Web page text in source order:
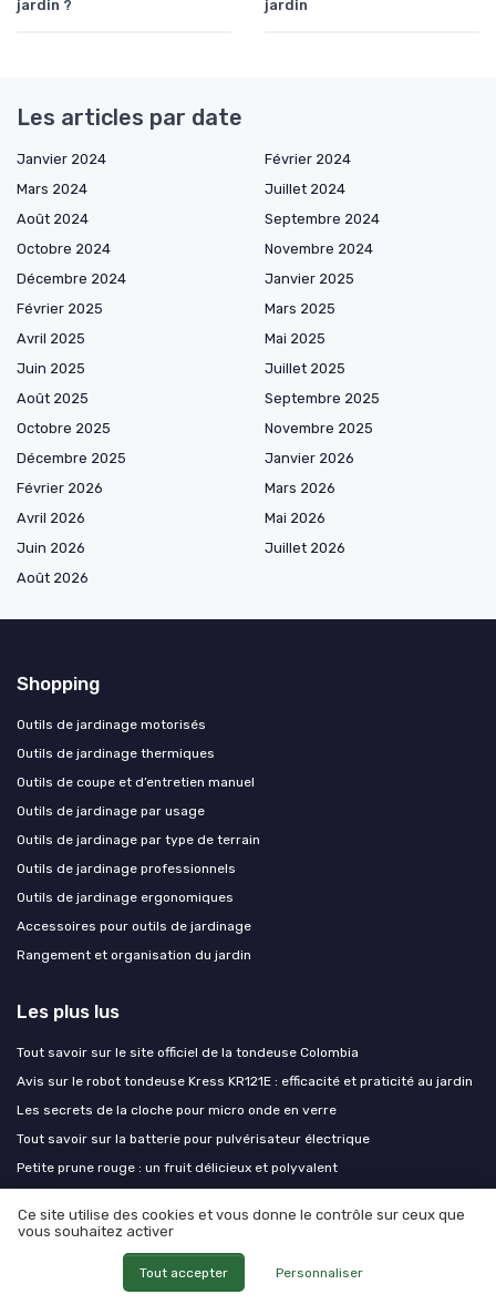
jardin ?
jardin
Les articles par date
Janvier 2024
Février 2024
Mars 2024
Juillet 2024
Août 2024
Septembre 2024
Octobre 2024
Novembre 2024
Décembre 2024
Janvier 2025
Février 2025
Mars 2025
Avril 2025
Mai 2025
Juin 2025
Juillet 2025
Août 2025
Septembre 2025
Octobre 2025
Novembre 2025
Décembre 2025
Janvier 2026
Février 2026
Mars 2026
Avril 2026
Mai 2026
Juin 2026
Juillet 2026
Août 2026
Shopping
Outils de jardinage motorisés
Outils de jardinage thermiques
Outils de coupe et d’entretien manuel
Outils de jardinage par usage
Outils de jardinage par type de terrain
Outils de jardinage professionnels
Outils de jardinage ergonomiques
Accessoires pour outils de jardinage
Rangement et organisation du jardin
Les plus lus
Tout savoir sur le site officiel de la tondeuse Colombia
Avis sur le robot tondeuse Kress KR121E : efficacité et praticité au jardin
Les secrets de la cloche pour micro onde en verre
Tout savoir sur la batterie pour pulvérisateur électrique
Petite prune rouge : un fruit délicieux et polyvalent
Les derniers articles
Plan de brasero pour le jardin : concevoir un foyer de cuisson élégant et
Ce site utilise des cookies et vous donne le contrôle sur ceux que
vous souhaitez activer
Tout accepter Personnaliser